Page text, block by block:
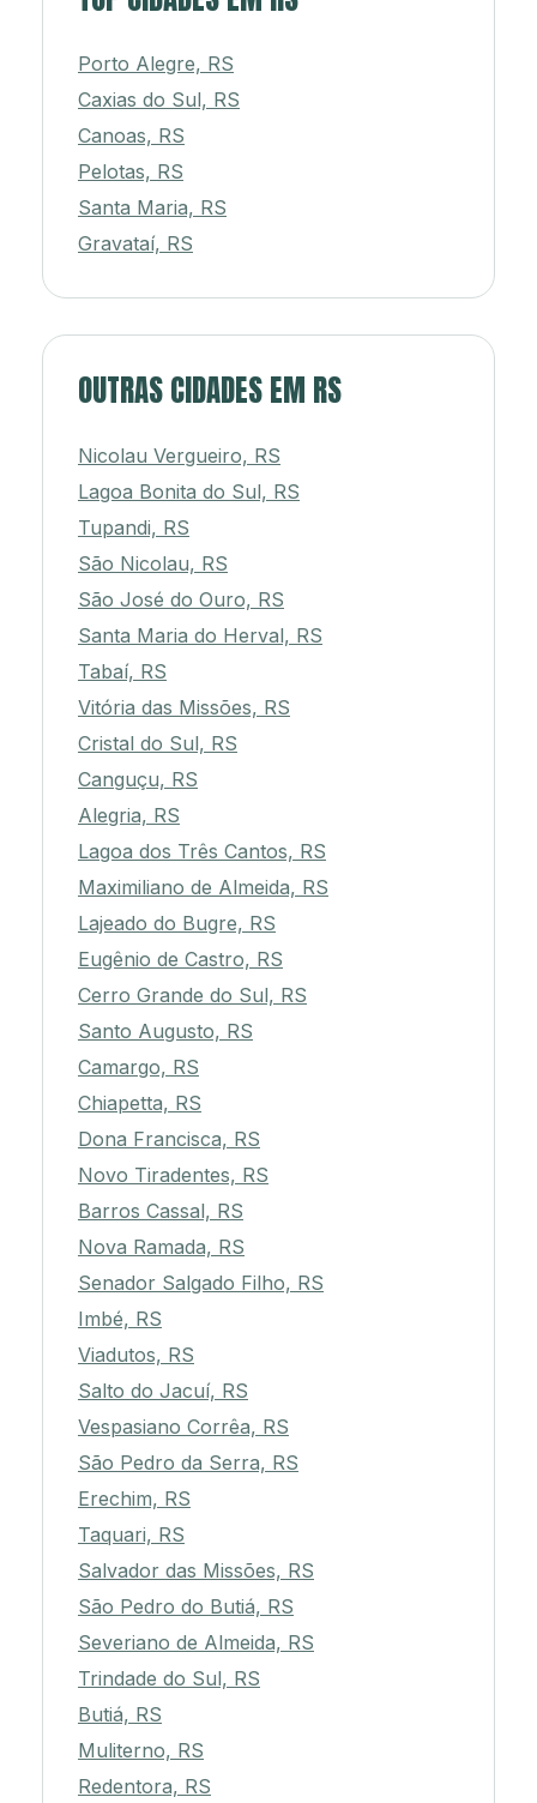
Porto Alegre, RS
Caxias do Sul, RS
Canoas, RS
Pelotas, RS
Santa Maria, RS
Gravataí, RS
OUTRAS CIDADES EM RS
Nicolau Vergueiro, RS
Lagoa Bonita do Sul, RS
Tupandi, RS
São Nicolau, RS
São José do Ouro, RS
Santa Maria do Herval, RS
Tabaí, RS
Vitória das Missões, RS
Cristal do Sul, RS
Canguçu, RS
Alegria, RS
Lagoa dos Três Cantos, RS
Maximiliano de Almeida, RS
Lajeado do Bugre, RS
Eugênio de Castro, RS
Cerro Grande do Sul, RS
Santo Augusto, RS
Camargo, RS
Chiapetta, RS
Dona Francisca, RS
Novo Tiradentes, RS
Barros Cassal, RS
Nova Ramada, RS
Senador Salgado Filho, RS
Imbé, RS
Viadutos, RS
Salto do Jacuí, RS
Vespasiano Corrêa, RS
São Pedro da Serra, RS
Erechim, RS
Taquari, RS
Salvador das Missões, RS
São Pedro do Butiá, RS
Severiano de Almeida, RS
Trindade do Sul, RS
Butiá, RS
Muliterno, RS
Redentora, RS